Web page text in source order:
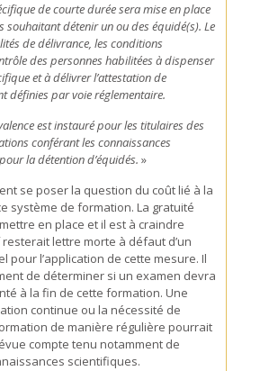
de courte durée sera mise en place
détenir un ou des équidé(s). Le
de délivrance, les conditions
des personnes habilitées à dispenser
et à délivrer l’attestation de
définies par voie réglementaire.
est instauré pour les titulaires des
conférant les connaissances
la détention d’équidés. »
se poser la question du coût lié à la
système de formation. La gratuité
en place et il est à craindre
lettre morte à défaut d’un
pour l’application de cette mesure. Il
de déterminer si un examen devra
à la fin de cette formation. Une
continue ou la nécessité de
de manière régulière pourrait
compte tenu notamment de
scientifiques.